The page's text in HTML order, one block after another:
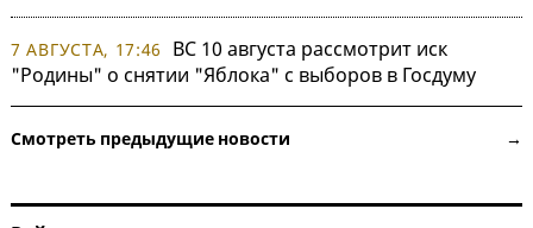
7 АВГУСТА, 17:46
ВС 10 августа рассмотрит иск
"Родины" о снятии "Яблока" с выборов в Госдуму
Смотреть предыдущие новости →